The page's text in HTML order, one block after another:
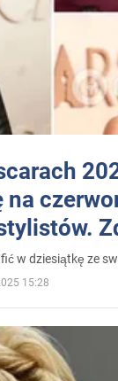
na
w dziesiątkę ze
15:28